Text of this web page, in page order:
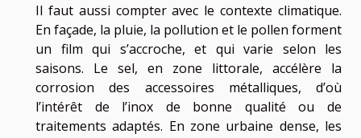
Il faut aussi compter avec le contexte climatique.
En façade, la pluie, la pollution et le pollen forment
un film qui s’accroche, et qui varie selon les
saisons. Le sel, en zone littorale, accélère la
corrosion des accessoires métalliques, d’où
l’intérêt de l’inox de bonne qualité ou de
traitements adaptés. En zone urbaine dense, les